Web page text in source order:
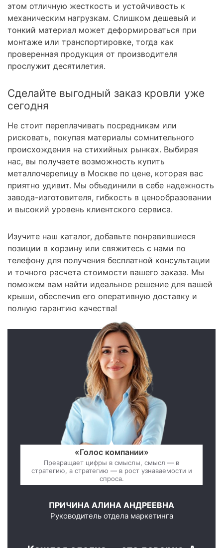
этом отличную жесткость и устойчивость к
механическим нагрузкам. Слишком дешевый и
тонкий материал может деформироваться при
монтаже или транспортировке, тогда как
проверенная продукция от производителя
прослужит десятилетия.
Сделайте выгодный заказ кровли уже
сегодня
Не стоит переплачивать посредникам или
рисковать, покупая материалы сомнительного
происхождения на стихийных рынках. Выбирая
нас, вы получаете возможность купить
металлочерепицу в Москве по цене, которая вас
приятно удивит. Мы объединили в себе надежность
завода-изготовителя, гибкость в ценообразовании
и высокий уровень клиентского сервиса.
Изучите наш каталог, добавьте понравившиеся
позиции в корзину или свяжитесь с нами по
телефону для получения бесплатной консультации
и точного расчета стоимости вашего заказа. Мы
поможем вам найти идеальное решение для вашей
крыши, обеспечив его оперативную доставку и
полную гарантию качества!
«Голос компании»
Превращает цифры в смыслы, смысл — в
стратегию, а стратегию — в рост узнаваемости и
спроса.
ПРИЧИНА АЛИНА АНДРЕЕВНА
Руководитель отдела маркетинга